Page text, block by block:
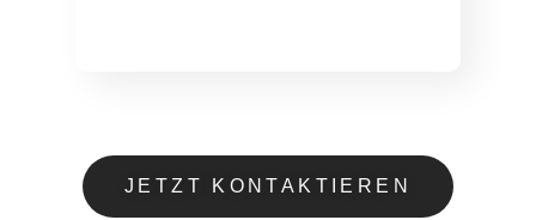
JETZT KONTAKTIEREN